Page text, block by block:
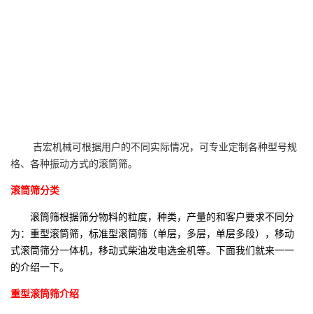
吉宏机械可根据用户的不同实际情况，可专业定制各种型号规
格、各种振动方式的滚筒筛。
滚筒筛分类
滚筒筛根据筛分物料的粒度，种类，产量的和客户要求不同分
为：重型滚筒筛，标准型滚筒筛（单层，多层，单层多段），移动
式滚筒筛分一体机，移动式柴油发电选金机等。下面我们就来一一
的介绍一下。
重型滚筒筛介绍